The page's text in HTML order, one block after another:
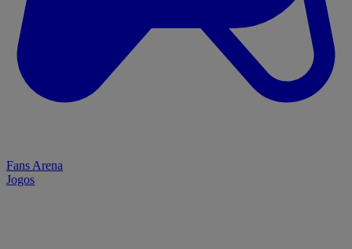
Fans Arena
Jogos